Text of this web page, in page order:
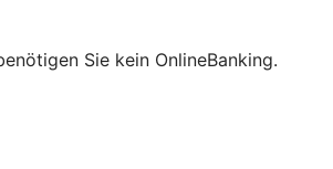
Sie kein OnlineBanking.